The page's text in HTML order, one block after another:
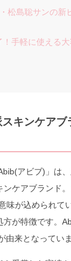
松島聡サンの新
手軽に使える大
キンケア
アビブ)」は
ケアブランド
味が込められて
方が特徴です。
来となっていま